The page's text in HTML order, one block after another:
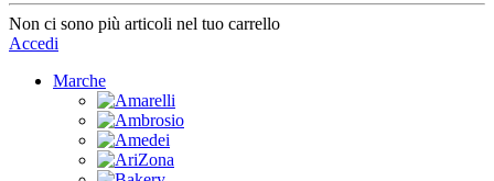
Non ci sono più articoli nel tuo carrello
Accedi
Marche